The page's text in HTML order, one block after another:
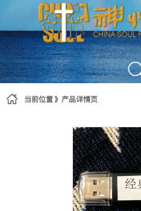
跳转到内容
当前位置 产品详情页